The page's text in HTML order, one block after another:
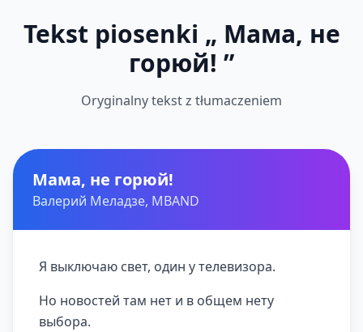
Tekst piosenki „ Мама, не
горюй! ”
Oryginalny tekst z tłumaczeniem
Мама, не горюй!
Валерий Меладзе, MBAND
Я выключаю свет, один у телевизора.
Но новостей там нет и в общем нету
выбора.